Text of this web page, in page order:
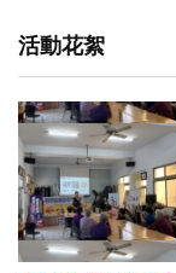
活動花絮